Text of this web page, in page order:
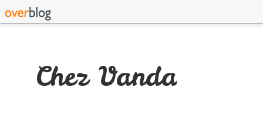
Chez Vanda